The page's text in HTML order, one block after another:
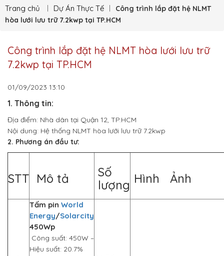
Trang chủ Dự Án Thực Tế
Công trình lắp đặt hệ NLMT
hòa lưới lưu trữ 7.2kwp tại TP.HCM
Công trình lắp đặt hệ NLMT hòa lưới lưu trữ
7.2kwp tại TP.HCM
01/09/2023 13:10
1. Thông tin:
Địa điểm: Nhà dân tại Quận 12, TP.HCM
Nội dung: Hệ thống NLMT hòa lưới lưu trữ 7.2kwp
2. Phương án đầu tư:
STT Mô tả
Số
lượng Hình Ảnh
Tấm pin World
Energy/Solarcity
450Wp
Công suất: 450W –
Hiệu suất: 20.7%